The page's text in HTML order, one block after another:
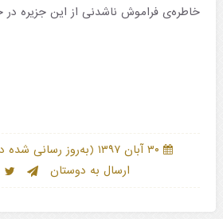
خاطره‌ی فراموش ناشدنی از این جزیره در
۳۰ آبان ۱۳۹۷ (به‌روز رسانی شده در: 09 بهمن
ارسال به دوستان